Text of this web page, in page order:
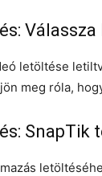
letöltése
meg róla,
SnapTik